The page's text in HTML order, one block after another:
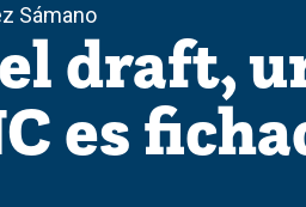
Sámano
draft,
es